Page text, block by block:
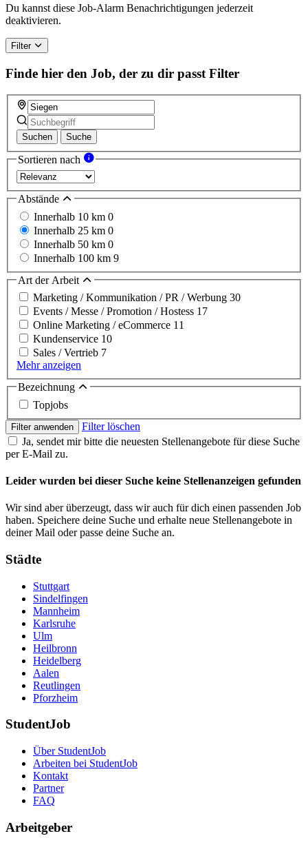
Du kannst diese Job-Alarm Benachrichtigungen jederzeit
deaktivieren.
Filter
Finde hier den Job, der zu dir passt Filter
Suchen Suche
Sortieren nach
Abstände
Innerhalb 10 km 0
Innerhalb 25 km 0
Innerhalb 50 km 0
Innerhalb 100 km 9
Art der Arbeit
Marketing / Kommunikation / PR / Werbung 30
Events / Messe / Promotion / Hostess 17
Online Marketing / eCommerce 11
Kundenservice 10
Sales / Vertrieb 7
Mehr anzeigen
Bezeichnung
Topjobs
Filter anwenden
Filter löschen
Ja, sendet mir bitte die neuesten Stellenangebote für diese Suche
per E-Mail zu.
Leider wurden bei dieser Suche keine Stellenanzeigen gefunden
Wir sind aber überzeugt, dass wir auch für dich einen passenden Job
haben. Speichere deine Suche und erhalte neue Stellenangebote in
deiner Mail oder passe deine Suche an.
Städte
Stuttgart
Sindelfingen
Mannheim
Karlsruhe
Ulm
Heilbronn
Heidelberg
Aalen
Reutlingen
Pforzheim
StudentJob
Über StudentJob
Arbeiten bei StudentJob
Kontakt
Partner
FAQ
Arbeitgeber